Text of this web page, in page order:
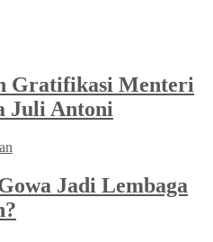
Gratifikasi Menteri
Juli Antoni
Jadi Lembaga